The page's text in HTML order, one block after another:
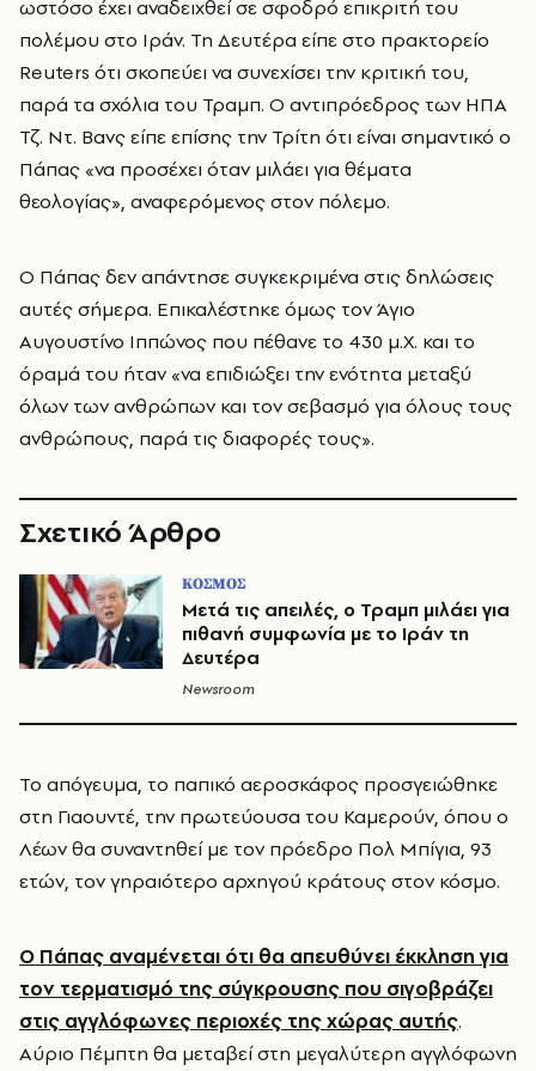
ωστόσο έχει αναδειχθεί σε σφοδρό επικριτή του
πολέμου στο Ιράν. Τη Δευτέρα είπε στο πρακτορείο
Reuters ότι σκοπεύει να συνεχίσει την κριτική του,
παρά τα σχόλια του Τραμπ. Ο αντιπρόεδρος των ΗΠΑ
Τζ. Ντ. Βανς είπε επίσης την Τρίτη ότι είναι σημαντικό ο
Πάπας «να προσέχει όταν μιλάει για θέματα
θεολογίας», αναφερόμενος στον πόλεμο.
Ο Πάπας δεν απάντησε συγκεκριμένα στις δηλώσεις
αυτές σήμερα. Επικαλέστηκε όμως τον Άγιο
Αυγουστίνο Ιππώνος που πέθανε το 430 μ.Χ. και το
όραμά του ήταν «να επιδιώξει την ενότητα μεταξύ
όλων των ανθρώπων και τον σεβασμό για όλους τους
ανθρώπους, παρά τις διαφορές τους».
Σχετικό Άρθρο
ΚΟΣΜΟΣ
Μετά τις απειλές, ο Τραμπ μιλάει για
πιθανή συμφωνία με το Ιράν τη
Δευτέρα
Newsroom
Το απόγευμα, το παπικό αεροσκάφος προσγειώθηκε
στη Γιαουντέ, την πρωτεύουσα του Καμερούν, όπου ο
Λέων θα συναντηθεί με τον πρόεδρο Πολ Μπίγια, 93
ετών, τον γηραιότερο αρχηγού κράτους στον κόσμο.
Ο Πάπας αναμένεται ότι θα απευθύνει έκκληση για
τον τερματισμό της σύγκρουσης που σιγοβράζει
στις αγγλόφωνες περιοχές της χώρας αυτής.
Αύριο Πέμπτη θα μεταβεί στη μεγαλύτερη αγγλόφωνη